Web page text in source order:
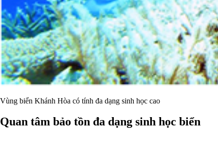
Vùng biển Khánh Hòa có tính đa dạng sinh học cao
Quan tâm bảo tồn đa dạng sinh học biển